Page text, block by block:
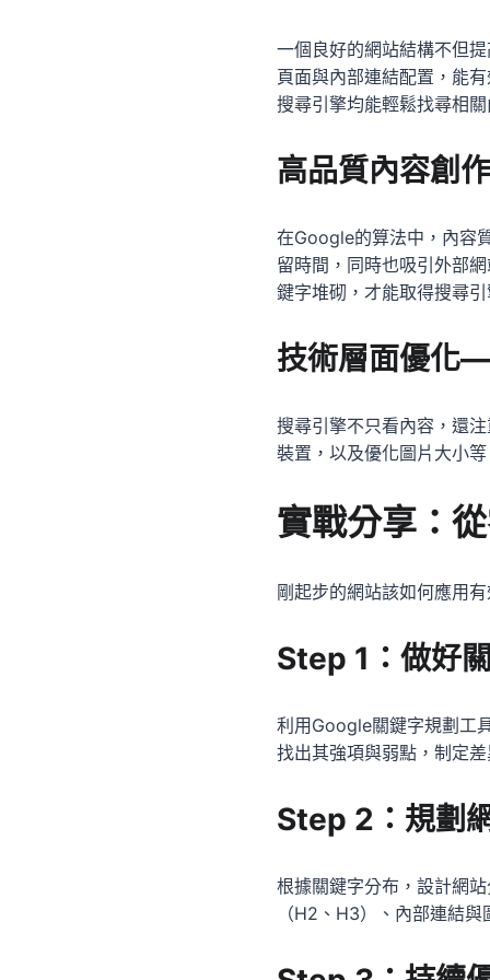
一個良好的網站結構不但
頁面與內部連結配置，能
搜尋引擎均能輕鬆找尋相
高品質內容創
在Google的算法中，內容
留時間，同時也吸引外部
鍵字堆砌，才能取得搜尋
技術層面優化
搜尋引擎不只看內容，還
裝置，以及優化圖片大小
實戰分享：
剛起步的網站該如何應用
Step 1：做好
利用Google關鍵字規劃工
找出其強項與弱點，制定
Step 2：規劃
根據關鍵字分布，設計網
（H2、H3）、內部連結